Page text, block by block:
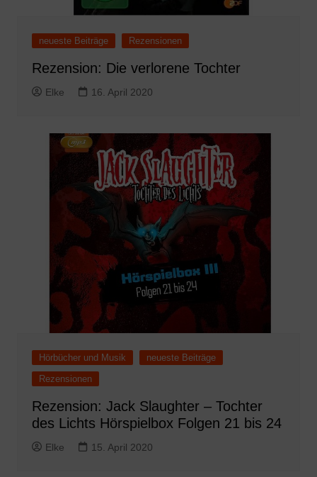
neueste Beiträge Rezensionen
Rezension: Die verlorene Tochter
Elke 16. April 2020
Hörbücher und Musik
neueste Beiträge
Rezensionen
Rezension: Jack Slaughter – Tochter
des Lichts Hörspielbox Folgen 21 bis 24
Elke 15. April 2020